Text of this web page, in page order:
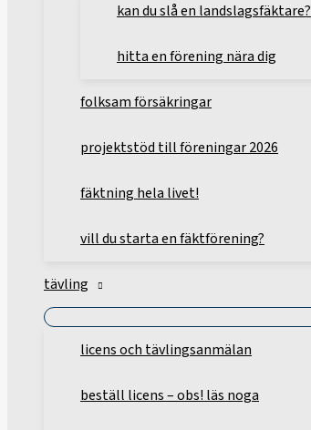
kan du slå en landslagsfäktare?
hitta en förening nära dig
folksam försäkringar
projektstöd till föreningar 2026
fäktning hela livet!
vill du starta en fäktförening?
tävling
licens och tävlingsanmälan
beställ licens – obs! läs noga